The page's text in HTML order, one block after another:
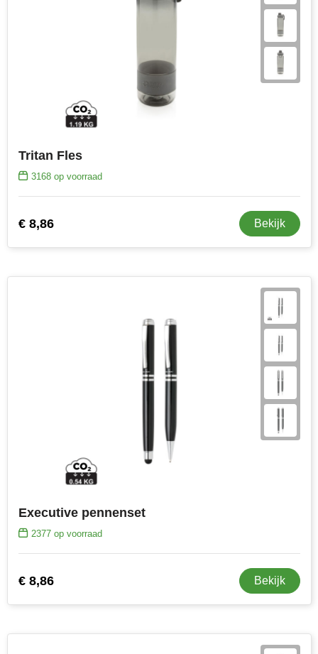
Tritan Fles
3168op voorraad
€ 8,86 Bekijk
Executive pennenset
2377op voorraad
€ 8,86 Bekijk